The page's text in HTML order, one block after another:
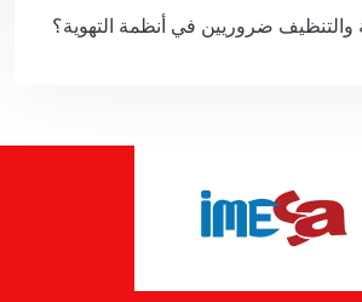
والتنظيف ضروريين في أنظمة التهوية؟